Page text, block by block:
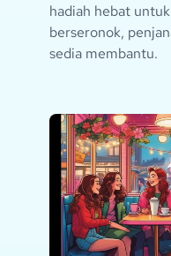
hadiah hebat
berseronok,
sedia membantu.